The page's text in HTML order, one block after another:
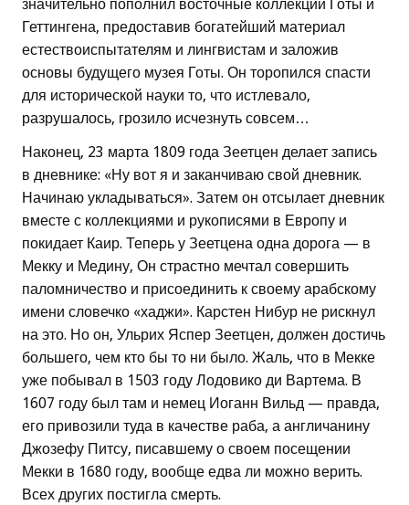
значительно пополнил восточные коллекции Готы и
Геттингена, предоставив богатейший материал
естествоиспытателям и лингвистам и заложив
основы будущего музея Готы. Он торопился спасти
для исторической науки то, что истлевало,
разрушалось, грозило исчезнуть совсем…
Наконец, 23 марта 1809 года Зеетцен делает запись
в дневнике: «Ну вот я и заканчиваю свой дневник.
Начинаю укладываться». Затем он отсылает дневник
вместе с коллекциями и рукописями в Европу и
покидает Каир. Теперь у Зеетцена одна дорога — в
Мекку и Медину, Он страстно мечтал совершить
паломничество и присоединить к своему арабскому
имени словечко «хаджи». Карстен Нибур не рискнул
на это. Но он, Ульрих Яспер Зеетцен, должен достичь
большего, чем кто бы то ни было. Жаль, что в Мекке
уже побывал в 1503 году Лодовико ди Вартема. В
1607 году был там и немец Иоганн Вильд — правда,
его привозили туда в качестве раба, а англичанину
Джозефу Питсу, писавшему о своем посещении
Мекки в 1680 году, вообще едва ли можно верить.
Всех других постигла смерть.